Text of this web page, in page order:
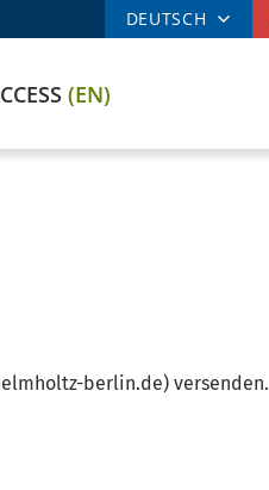
DEUTSCH
(EN)
berlin.de) versenden.